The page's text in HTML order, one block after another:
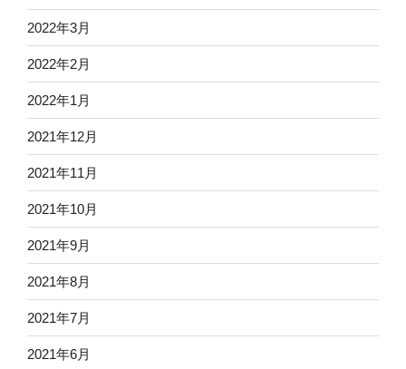
2022年3月
2022年2月
2022年1月
2021年12月
2021年11月
2021年10月
2021年9月
2021年8月
2021年7月
2021年6月